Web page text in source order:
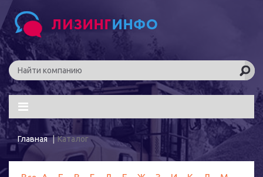
Главная Каталог